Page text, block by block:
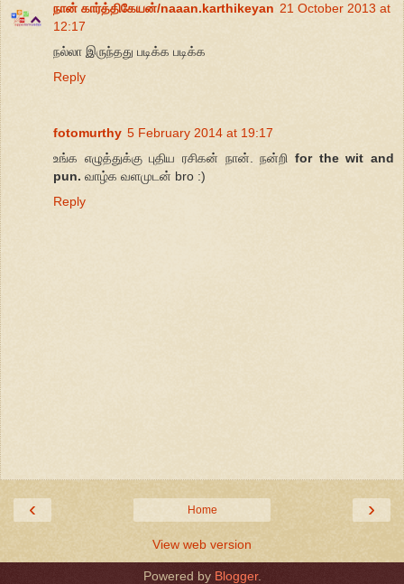
நான் கார்த்திகேயன்/naaan.karthikeyan 21 October 2013 at
12:17
நல்லா இருந்தது படிக்க படிக்க
Reply
fotomurthy 5 February 2014 at 19:17
உங்க எழுத்துக்கு புதிய ரசிகன் நான். நன்றி for the wit and
pun. வாழ்க வளமுடன் bro :)
Reply
‹ ›
Home
View web version
Powered by Blogger.